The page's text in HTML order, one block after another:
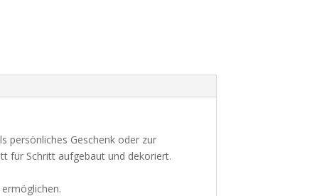
persönliches Geschenk oder zur
für Schritt aufgebaut und dekoriert.